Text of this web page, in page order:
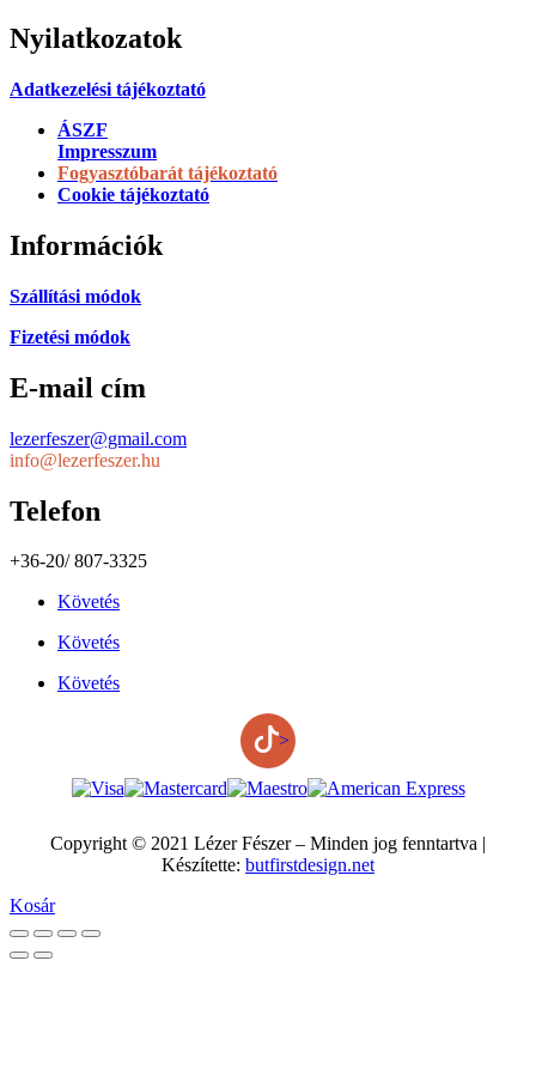
Nyilatkozatok
Adatkezelési tájékoztató
ÁSZF
Impresszum
Fogyasztóbarát tájékoztató
Cookie tájékoztató
Információk
Szállítási módok
Fizetési módok
E-mail cím
lezerfeszer@gmail.com
info@lezerfeszer.hu
Telefon
+36-20/ 807-3325
Követés
Követés
Követés
>
Copyright © 2021 Lézer Fészer – Minden jog fenntartva |
Készítette: butfirstdesign.net
Kosár